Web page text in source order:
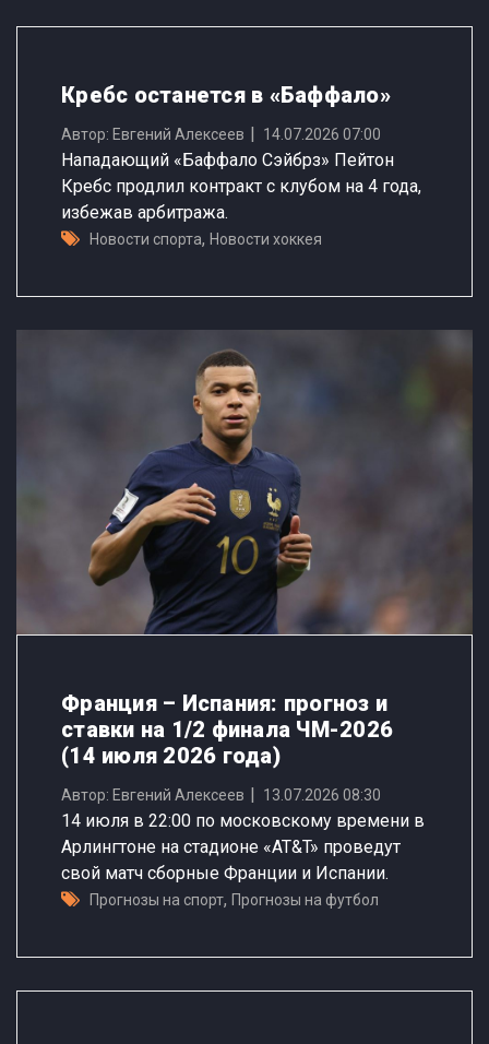
Кребс останется в «Баффало»
Автор: Евгений Алексеев 14.07.2026 07:00
Нападающий «Баффало Сэйбрз» Пейтон
Кребс продлил контракт с клубом на 4 года,
избежав арбитража.
Новости спорта, Новости хоккея
Франция – Испания: прогноз и
ставки на 1/2 финала ЧМ-2026
(14 июля 2026 года)
Автор: Евгений Алексеев 13.07.2026 08:30
14 июля в 22:00 по московскому времени в
Арлингтоне на стадионе «AT&T» проведут
свой матч сборные Франции и Испании.
Прогнозы на спорт, Прогнозы на футбол